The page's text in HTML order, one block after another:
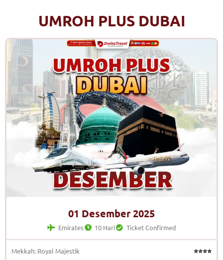
UMROH PLUS DUBAI
01 Desember 2025
Emirates 10 Hari Ticket Confirmed
Mekkah: Royal Majestik
⭐⭐⭐⭐